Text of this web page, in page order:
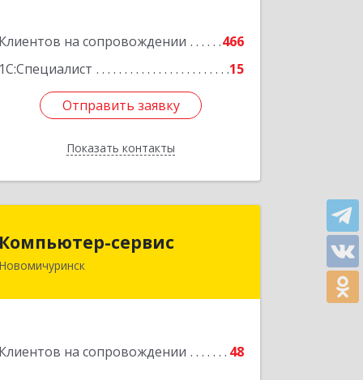
Клиентов на сопровождении
466
1С:Специалист
15
Отправить заявку
Показать контакты
Подробнее
Отправить заявку
Назад
Компьютер-сервис
Новомичуринск
Клиентов на сопровождении 48
391160, Рязанская обл, Пронский р-н,
Подробнее